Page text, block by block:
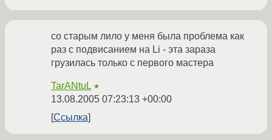
со старым лило у меня была проблема как
раз с подвисанием на Li - эта зараза
грузилась только с первого мастера
TarANtuL ★
13.08.2005 07:23:13 +00:00
Ссылка